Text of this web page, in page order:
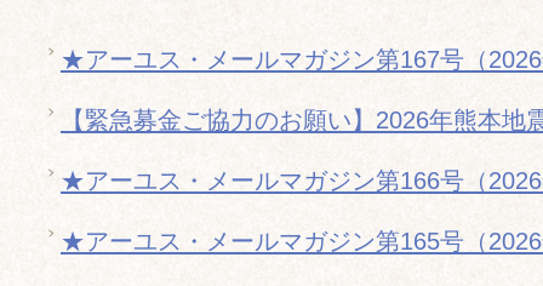
★アーユス・メールマガジン第167号（
【緊急募金ご協力のお願い】2026年熊本地
★アーユス・メールマガジン第166号（
★アーユス・メールマガジン第165号（